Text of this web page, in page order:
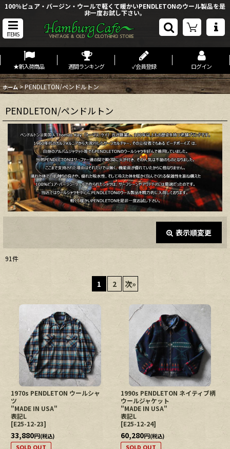
100％ピュア・バージン・ウールで軽くて暖かいPENDLETONのウール製品を是
非一度お試し下さい。
ITEMS
★新入荷商品 週間ランキング ✓会員登録 ログイン
ホーム >PENDLETON/ペンドルトン
PENDLETON/ペンドルトン
表示順変更
並び順:
絞り込む
閉じる
91件
1 2 次»
1970s PENDLETON ウールシャ
ツ
"MADE IN USA"
表記L
[E25-12-23]
33,880円(税込)
SOLD OUT
1990s PENDLETON ネイティブ柄
ウールジャケット
"MADE IN USA"
表記L
[E25-12-24]
60,280円(税込)
SOLD OUT